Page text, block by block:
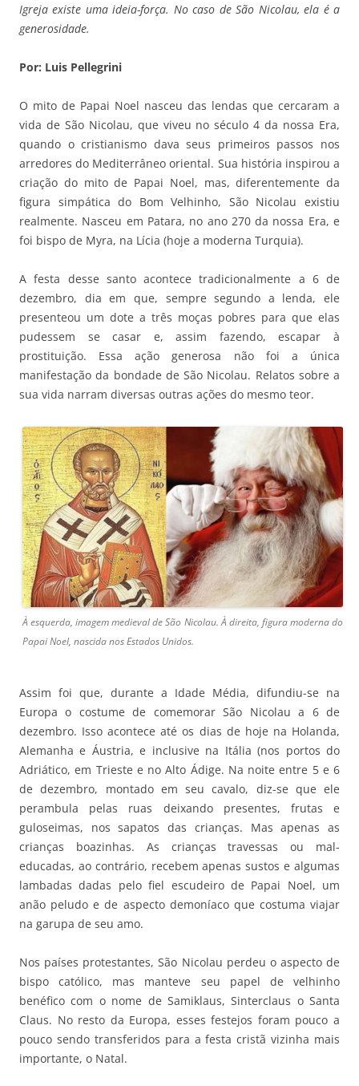
Igreja existe uma ideia-força. No caso de São Nicolau, ela é a
generosidade.
Por: Luis Pellegrini
O mito de Papai Noel nasceu das lendas que cercaram a
vida de São Nicolau, que viveu no século 4 da nossa Era,
quando o cristianismo dava seus primeiros passos nos
arredores do Mediterrâneo oriental. Sua história inspirou a
criação do mito de Papai Noel, mas, diferentemente da
figura simpática do Bom Velhinho, São Nicolau existiu
realmente. Nasceu em Patara, no ano 270 da nossa Era, e
foi bispo de Myra, na Lícia (hoje a moderna Turquia).
A festa desse santo acontece tradicionalmente a 6 de
dezembro, dia em que, sempre segundo a lenda, ele
presenteou um dote a três moças pobres para que elas
pudessem se casar e, assim fazendo, escapar à
prostituição. Essa ação generosa não foi a única
manifestação da bondade de São Nicolau. Relatos sobre a
sua vida narram diversas outras ações do mesmo teor.
À esquerda, imagem medieval de São Nicolau. À direita, figura moderna do
Papai Noel, nascida nos Estados Unidos.
Assim foi que, durante a Idade Média, difundiu-se na
Europa o costume de comemorar São Nicolau a 6 de
dezembro. Isso acontece até os dias de hoje na Holanda,
Alemanha e Áustria, e inclusive na Itália (nos portos do
Adriático, em Trieste e no Alto Ádige. Na noite entre 5 e 6
de dezembro, montado em seu cavalo, diz-se que ele
perambula pelas ruas deixando presentes, frutas e
guloseimas, nos sapatos das crianças. Mas apenas as
crianças boazinhas. As crianças travessas ou mal-
educadas, ao contrário, recebem apenas sustos e algumas
lambadas dadas pelo fiel escudeiro de Papai Noel, um
anão peludo e de aspecto demoníaco que costuma viajar
na garupa de seu amo.
Nos países protestantes, São Nicolau perdeu o aspecto de
bispo católico, mas manteve seu papel de velhinho
benéfico com o nome de Samiklaus, Sinterclaus o Santa
Claus. No resto da Europa, esses festejos foram pouco a
pouco sendo transferidos para a festa cristã vizinha mais
importante, o Natal.